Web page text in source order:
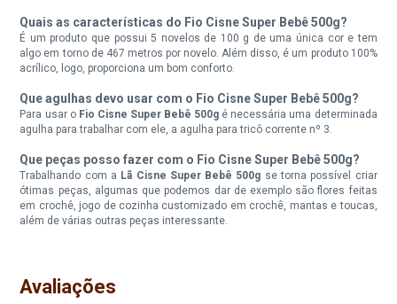
Disponível:
Disponível:
7 Itens
Fio Cisne Super Bebe 500G
Cor 4065
4 Itens
Fio Cisne Super Bebe 500G
Cor 5030
Disponível:
0 Itens
Indisponível
Disponível:
Quais as características do Fio Cisne Super Bebê 500g?
É um produto que possui 5 novelos de 100 g de uma única cor e tem
algo em torno de 467 metros por novelo. Além disso, é um produto 100%
acrílico, logo, proporciona um bom conforto.
Que agulhas devo usar com o Fio Cisne Super Bebê 500g?
Para usar o Fio Cisne Super Bebê 500g é necessária uma determinada
agulha para trabalhar com ele, a agulha para tricô corrente nº 3.
Que peças posso fazer com o Fio Cisne Super Bebê 500g?
Trabalhando com a Lã Cisne Super Bebê 500g se torna possível criar
ótimas peças, algumas que podemos dar de exemplo são flores feitas
em crochê, jogo de cozinha customizado em crochê, mantas e toucas,
além de várias outras peças interessante.
Avaliações